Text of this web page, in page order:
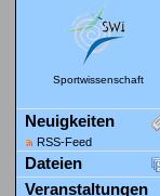
Sportwissenschaft
Neuigkeiten
RSS-Feed
Dateien
Veranstaltungen